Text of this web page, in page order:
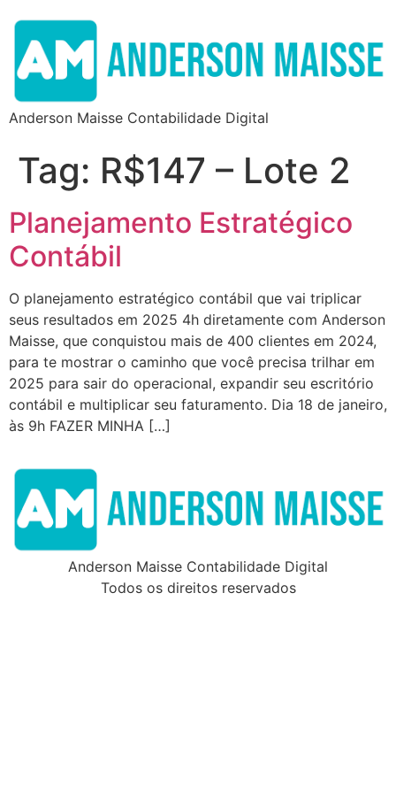
Anderson Maisse Contabilidade Digital
Tag: R$147 – Lote 2
Planejamento Estratégico
Contábil
O planejamento estratégico contábil que vai triplicar
seus resultados em 2025 4h diretamente com Anderson
Maisse, que conquistou mais de 400 clientes em 2024,
para te mostrar o caminho que você precisa trilhar em
2025 para sair do operacional, expandir seu escritório
contábil e multiplicar seu faturamento. Dia 18 de janeiro,
às 9h FAZER MINHA […]
Anderson Maisse Contabilidade Digital
Todos os direitos reservados